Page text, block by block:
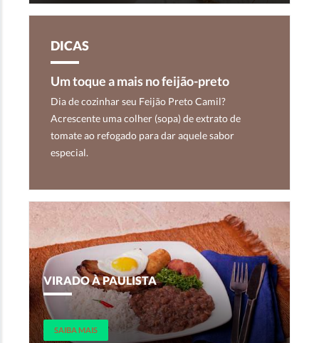
DICAS
Um toque a mais no feijão-preto
Dia de cozinhar seu Feijão Preto Camil?
Acrescente uma colher (sopa) de extrato de
tomate ao refogado para dar aquele sabor
especial.
VIRADO À PAULISTA
SAIBA MAIS